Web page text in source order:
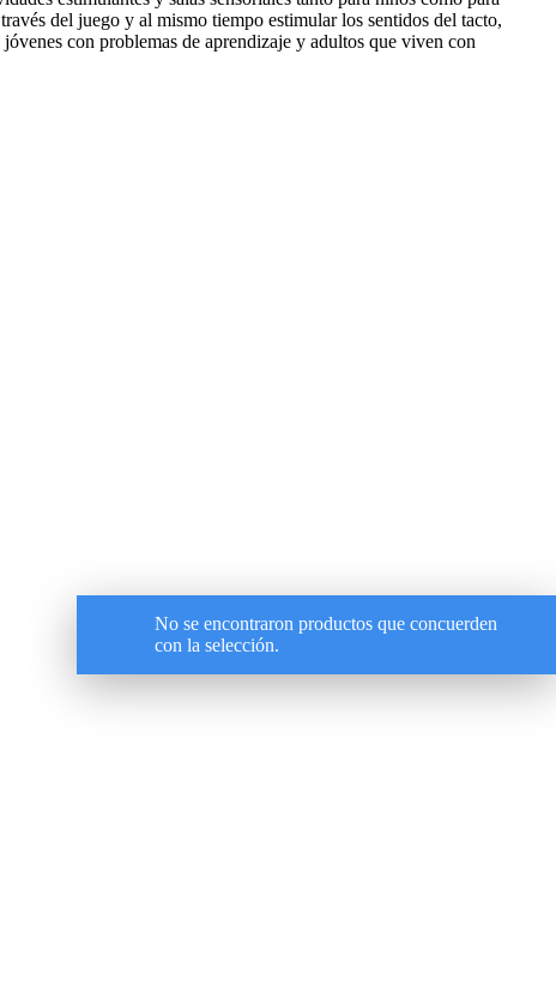
del juego y al mismo tiempo estimular los sentidos del tacto,
con problemas de aprendizaje y adultos que viven con
No se encontraron productos que concuerden
con la selección.